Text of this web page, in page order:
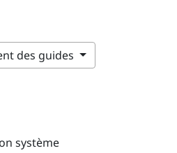
des guides
système